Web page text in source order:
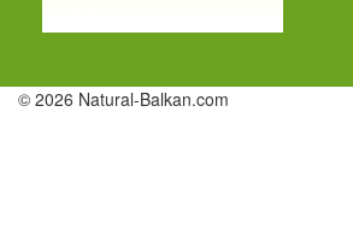
© 2026 Natural-Balkan.com